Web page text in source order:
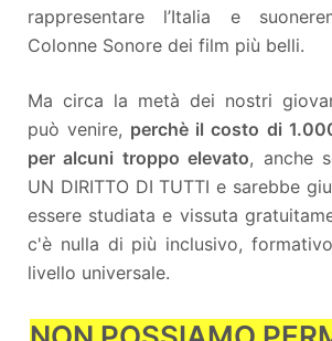
rappresentare l’Italia e
Colonne Sonore dei film più belli.
Ma circa la metà dei nostri
può venire, perchè il costo di
per alcuni troppo elevato, anche
UN DIRITTO DI TUTTI e sarebbe
essere studiata e vissuta
c'è nulla di più inclusivo,
livello universale.